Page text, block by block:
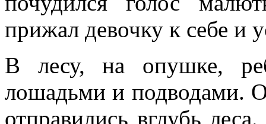
прижал девочку к себе и
В лесу, на опушке,
лошадьми и подводами.
отправились вглубь